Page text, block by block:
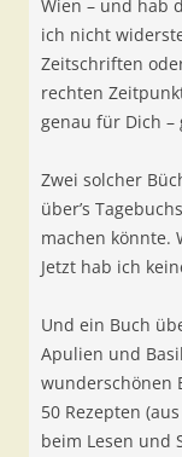
Wien – und hab
ich nicht
Zeitschriften
rechten
genau für Dich –
Zwei solcher
über’s
machen könnte.
Jetzt hab ich
Und ein Buch
Apulien und
wunderschönen
50 Rezepten
beim Lesen und